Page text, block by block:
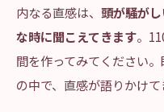
内なる直感は、 頭が騒が
な時に聞こえてきます。
間を作ってみてください
の中で、直感が語りかけて